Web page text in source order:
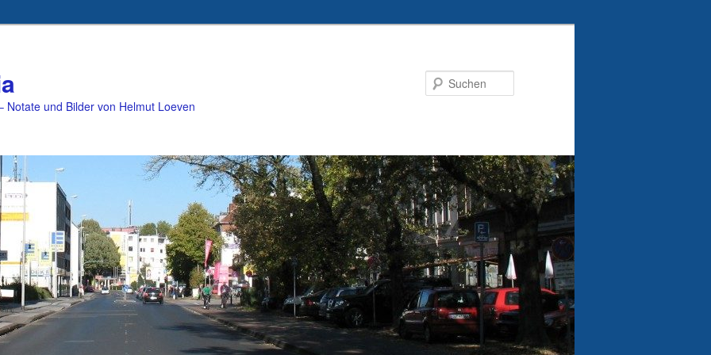
Notate und Bilder von Helmut Loeven